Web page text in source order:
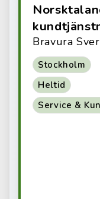
Bravura
Stockholm
Heltid
Service &